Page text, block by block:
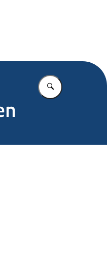
Vul in wat u